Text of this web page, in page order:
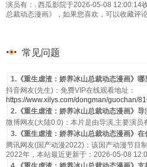
演员有：. 西瓜影院于2026-05-08 12:00:14
总裁动态漫画》，如果您喜欢，可以收藏评论
常见问题
1.《重生虐渣：娇养冰山总裁动态漫画》
抖音网友(先生)：免费VIP在线观看地址：
https://www.xilys.com/dongman/guochan/
2.《重生虐渣：娇养冰山总裁动态漫画》
微博网友(大陆0.0)：本片是由导演,主要演
3.《重生虐渣：娇养冰山总裁动态漫画》
腾讯网友(国产动漫2022)：该国产动漫节目
2022年，本站最近更新于：2026-05-08